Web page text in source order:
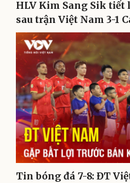
Sân khấu - Điện ảnh
Văn học
Âm nhạc
Di sản
HLV Kim Sang Sik tiết
sau trận Việt Nam 3-1
Tin bóng đá 7-8: ĐT